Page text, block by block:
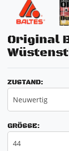
Original
ZUSTAND:
Neuwertig
GRÖSSE:
44